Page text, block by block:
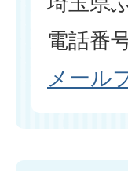
電話番
メール